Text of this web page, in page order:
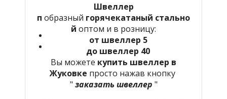
Швеллер
п образный горячекатаный стально
й оптом и в розницу:
от швеллер 5
до швеллер 40
Вы можете купить швеллер в
Жуковке просто нажав кнопку
" заказать швеллер "